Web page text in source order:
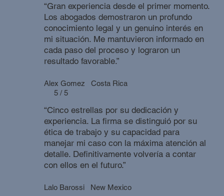
Alex Gomez Costa Rica
“Gran experiencia desde el primer momento.
Los abogados demostraron un profundo
conocimiento legal y un genuino interés en
mi situación. Me mantuvieron informado en
cada paso del proceso y lograron un
resultado favorable.”
Lalo Barossi New Mexico
“Cinco estrellas por su dedicación y
experiencia. La firma se distinguió por su
ética de trabajo y su capacidad para
manejar mi caso con la máxima atención al
detalle. Definitivamente volvería a contar
con ellos en el futuro.”
5 / 5